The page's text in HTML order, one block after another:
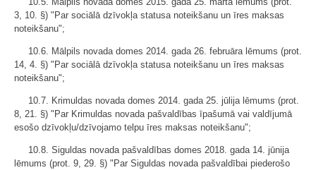
3, 10. §) "Par sociālā dzīvokļa statusa noteikšanu un īres maksas
noteikšanu";
10.6. Mālpils novada domes 2014. gada 26. februāra lēmums (prot.
14, 4. §) "Par sociālā dzīvokļa statusa noteikšanu un īres maksas
noteikšanu";
10.7. Krimuldas novada domes 2014. gada 25. jūlija lēmums (prot.
8, 21. §) "Par Krimuldas novada pašvaldības īpašumā vai valdījumā
esošo dzīvokļu/dzīvojamo telpu īres maksas noteikšanu";
10.8. Siguldas novada pašvaldības domes 2018. gada 14. jūnija
lēmums (prot. 9, 29. §) "Par Siguldas novada pašvaldībai piederošo